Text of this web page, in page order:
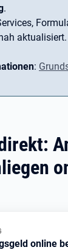
.
aktualisiert.
:
online